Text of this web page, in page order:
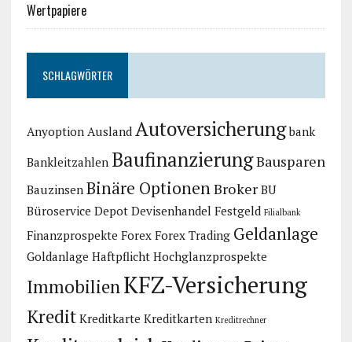
Wertpapiere
SCHLAGWÖRTER
Anyoption Ausland Autoversicherung bank
Bankleitzahlen BaufinanzierungBausparen
Bauzinsen Binäre OptionenBroker BU
Büroservice Depot Devisenhandel Festgeld Filialbank
Finanzprospekte Forex Forex Trading Geldanlage
Goldanlage Haftpflicht Hochglanzprospekte
ImmobilienKFZ-Versicherung
Kredit Kreditkarte Kreditkarten Kreditrechner